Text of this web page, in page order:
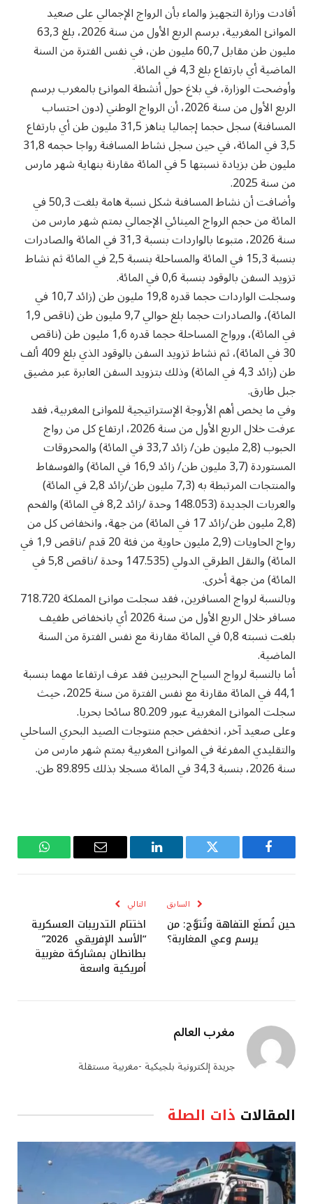
أفادت وزارة التجهيز والماء بأن الرواج الإجمالي على صعيد
الموانئ المغربية، برسم الربع الأول من سنة 2026، بلغ 63,3
مليون طن مقابل 60,7 مليون طن، في نفس الفترة من السنة
الماضية أي بارتفاع بلغ 4,3 في المائة.
وأوضحت الوزارة، في بلاغ حول أنشطة الموانئ بالمغرب برسم
الربع الأول من سنة 2026، أن الرواج الوطني (دون احتساب
المسافنة) سجل حجما إجماليا يناهز 31,5 مليون طن أي بارتفاع
3,5 في المائة، في حين سجل نشاط المسافنة رواجا حجمه 31,8
مليون طن بزيادة نسبتها 5 في المائة مقارنة بنهاية شهر مارس
من سنة 2025.
وأضافت أن نشاط المسافنة شكل نسبة هامة بلغت 50,3 في
المائة من حجم الرواج المينائي الإجمالي بمتم شهر مارس من
سنة 2026، متبوعا بالواردات بنسبة 31,3 في المائة والصادرات
بنسبة 15,3 في المائة والمساحلة بنسبة 2,5 في المائة ثم نشاط
تزويد السفن بالوقود بنسبة 0,6 في المائة.
وسجلت الواردات حجما قدره 19,8 مليون طن (زائد 10,7 في
المائة)، والصادرات حجما بلغ حوالي 9,7 مليون طن (ناقص 1,9
في المائة)، ورواج المساحلة حجما قدره 1,6 مليون طن (ناقص
30 في المائة)، ثم نشاط تزويد السفن بالوقود الذي بلغ 409 ألف
طن (زائد 4,3 في المائة) وذلك بتزويد السفن العابرة عبر مضيق
جبل طارق.
وفي ما يخص أهم الأروجة الإستراتيجية للموانئ المغربية، فقد
عرفت خلال الربع الأول من سنة 2026، ارتفاع كل من رواج
الحبوب (2,8 مليون طن/ زائد 33,7 في المائة) والمحروقات
المستوردة (3,7 مليون طن/ زائد 16,9 في المائة) والفوسفاط
والمنتجات المرتبطة به (7,3 مليون طن/زائد 2,8 في المائة)
والعربات الجديدة (148.053 وحدة /زائد 8,2 في المائة) والفحم
(2,8 مليون طن/زائد 17 في المائة) من جهة، وانخفاض كل من
رواج الحاويات (2,9 مليون حاوية من فئة 20 قدم /ناقص 1,9 في
المائة) والنقل الطرقي الدولي (147.535 وحدة /ناقص 5,8 في
المائة) من جهة أخرى.
وبالنسبة لرواج المسافرين، فقد سجلت موانئ المملكة 718.720
مسافر خلال الربع الأول من سنة 2026 أي بانخفاض طفيف
بلغت نسبته 0,8 في المائة مقارنة مع نفس الفترة من السنة
الماضية.
أما بالنسبة لرواج السياح البحريين فقد عرف ارتفاعا مهما بنسبة
44,1 في المائة مقارنة مع نفس الفترة من سنة 2025، حيث
سجلت الموانئ المغربية عبور 80.209 سائحا بحريا.
وعلى صعيد آخر، انخفض حجم منتوجات الصيد البحري الساحلي
والتقليدي المفرغة في الموانئ المغربية بمتم شهر مارس من
سنة 2026، بنسبة 34,3 في المائة مسجلا بذلك 89.895 طن.
فيسبوك تويتر لينكدإن
البريد
واتساب
السابق
حين تُصنَع التفاهة وتُتوَّج: من
يرسم وعي المغاربة؟
التالي
اختتام التدريبات العسكرية
“الأسد الإفريقي 2026”
بطانطان بمشاركة مغربية
أمريكية واسعة
مغرب العالم
جريدة إلكترونية بلجيكية -مغربية مستقلة
المقالات ذات الصلة